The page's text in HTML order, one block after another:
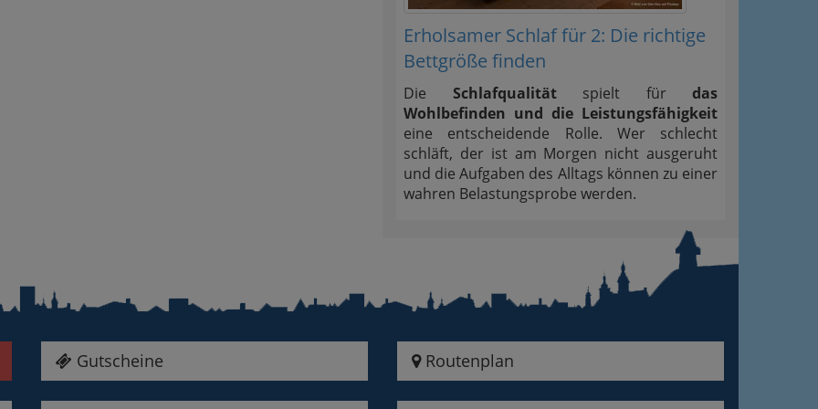
Erholsamer Schlaf für 2: Die richtige
Bettgröße finden
Die Schlafqualitätspielt für das
Wohlbefinden und die Leistungsfähigkeit
eine entscheidende Rolle. Wer schlecht
schläft, der ist am Morgen nicht ausgeruht
und die Aufgaben des Alltags können zu einer
wahren Belastungsprobe werden.
Gutscheine Routenplan